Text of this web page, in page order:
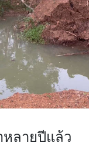
ลายปีแล้ว